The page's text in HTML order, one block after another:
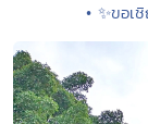
• ✨ขอเ